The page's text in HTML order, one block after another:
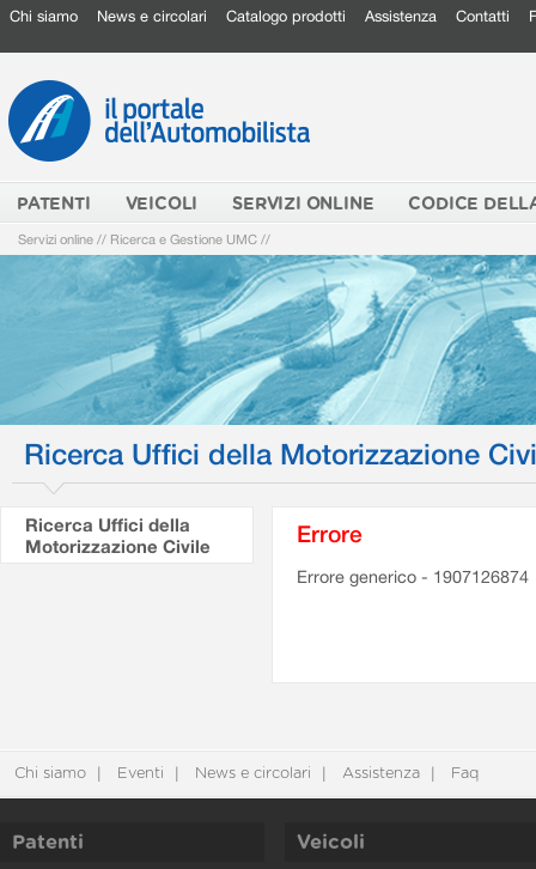
Chi siamo News e circolari Catalogo prodotti Assistenza Contatti
PATENTI VEICOLI SERVIZI ONLINE CODICE
Servizi online // Ricerca e Gestione UMC //
Ricerca Uffici della Motorizzazione
Ricerca Uffici della
Motorizzazione Civile
Errore
Errore generico - 1907126874
Chi siamo Eventi News e circolari Assistenza Faq
Patenti Veicoli